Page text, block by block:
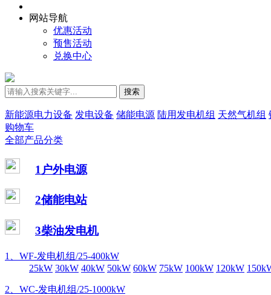
网站导航
优惠活动
预售活动
兑换中心
搜索
新能源电力设备 发电设备 储能电源 陆用发电机组 天然气机组
购物车
全部产品分类
1户外电源
2储能电站
3柴油发电机
1、WF-发电机组/25-400kW
25kW 30kW 40kW 50kW 60kW 75kW 100kW 120kW
2、WC-发电机组/25-1000kW